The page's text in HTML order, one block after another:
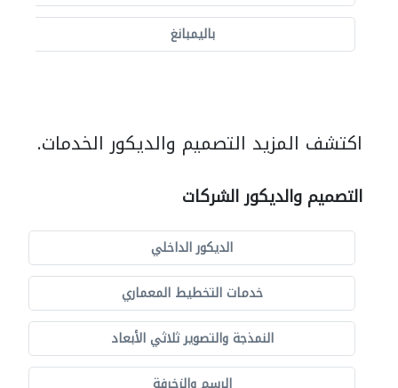
باليمبانغ
اكتشف المزيد التصميم والديكور الخدمات.
التصميم والديكور الشركات
الديكور الداخلي
خدمات التخطيط المعماري
النمذجة والتصوير ثلاثي الأبعاد